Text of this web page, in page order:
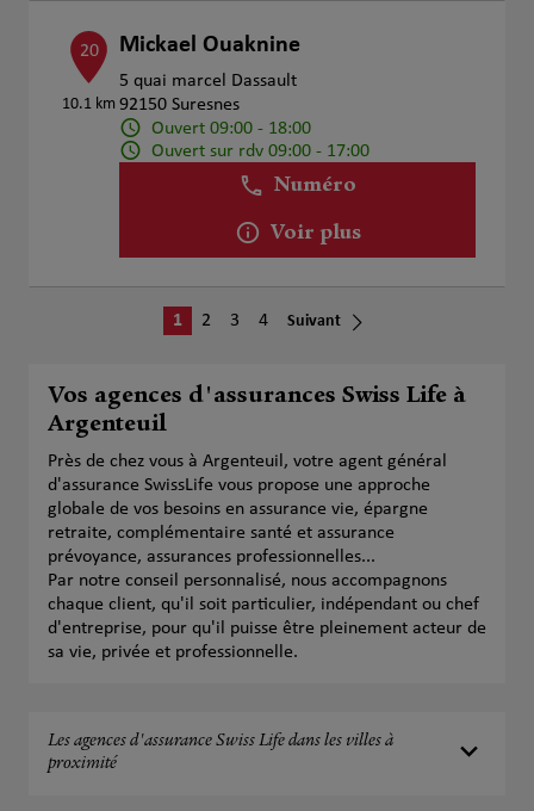
20
10.1 km
Mickael Ouaknine
5 quai marcel Dassault
92150 Suresnes
Ouvert 09:00 - 18:00
Ouvert sur rdv 09:00 - 17:00
Numéro
Voir plus
1 2 3 4 Suivant
Vos agences d'assurances Swiss Life à
Argenteuil
Près de chez vous à Argenteuil, votre agent général
d'assurance SwissLife vous propose une approche
globale de vos besoins en assurance vie, épargne
retraite, complémentaire santé et assurance
prévoyance, assurances professionnelles...
Par notre conseil personnalisé, nous accompagnons
chaque client, qu'il soit particulier, indépendant ou chef
d'entreprise, pour qu'il puisse être pleinement acteur de
sa vie, privée et professionnelle.
Les agences d'assurance Swiss Life dans les villes à
proximité